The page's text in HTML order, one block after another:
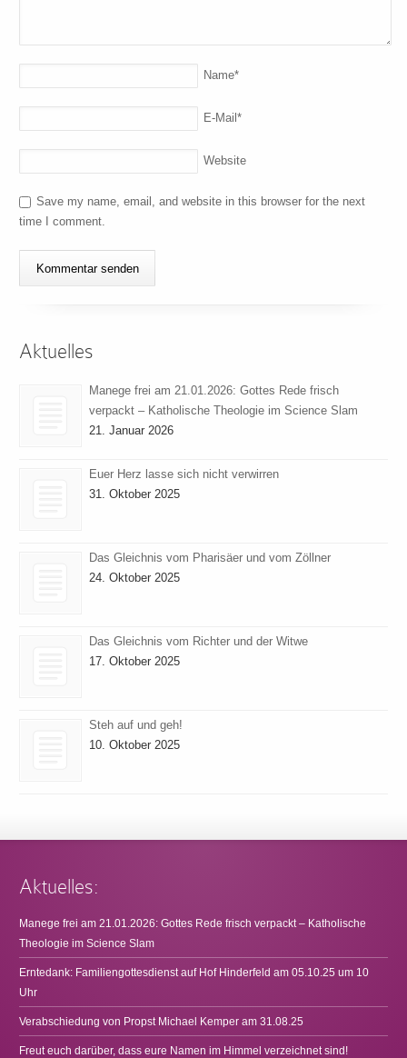
Name*
E-Mail*
Website
Save my name, email, and website in this browser for the next
time I comment.
Aktuelles
Manege frei am 21.01.2026: Gottes Rede frisch
verpackt – Katholische Theologie im Science Slam
21. Januar 2026
Euer Herz lasse sich nicht verwirren
31. Oktober 2025
Das Gleichnis vom Pharisäer und vom Zöllner
24. Oktober 2025
Das Gleichnis vom Richter und der Witwe
17. Oktober 2025
Steh auf und geh!
10. Oktober 2025
Aktuelles:
Manege frei am 21.01.2026: Gottes Rede frisch verpackt – Katholische
Theologie im Science Slam
Erntedank: Familiengottesdienst auf Hof Hinderfeld am 05.10.25 um 10
Uhr
Verabschiedung von Propst Michael Kemper am 31.08.25
Freut euch darüber, dass eure Namen im Himmel verzeichnet sind!